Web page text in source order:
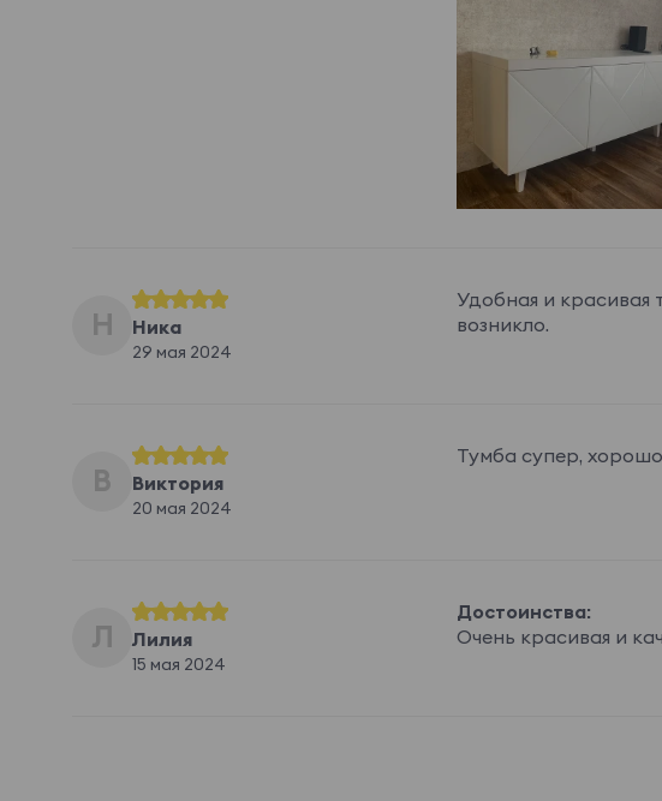
Н Ника
29 мая 2024
Удобная и красивая
возникло.
В Виктория
20 мая 2024
Тумба супер,
Л Лилия
15 мая 2024
Достоинства:
Очень красивая и